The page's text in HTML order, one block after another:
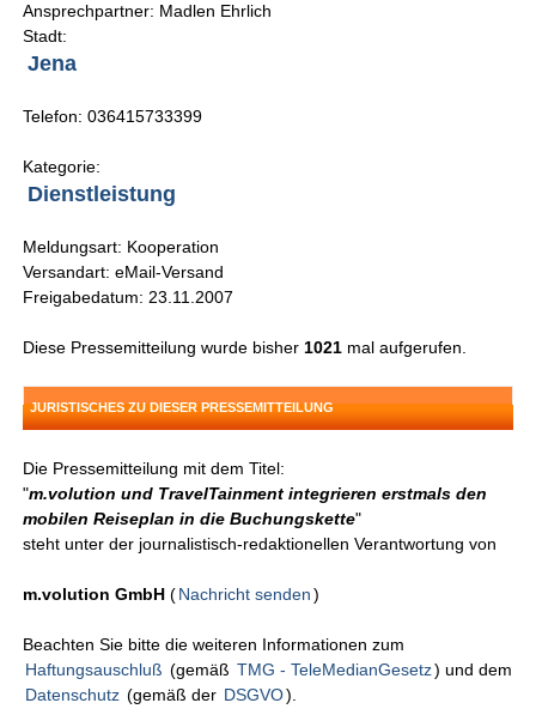
Ansprechpartner: Madlen Ehrlich
Stadt:
Jena
Telefon: 036415733399
Kategorie:
Dienstleistung
Meldungsart: Kooperation
Versandart: eMail-Versand
Freigabedatum: 23.11.2007
Diese Pressemitteilung wurde bisher 1021 mal aufgerufen.
JURISTISCHES ZU DIESER PRESSEMITTEILUNG
Die Pressemitteilung mit dem Titel:
"m.volution und TravelTainment integrieren erstmals den
mobilen Reiseplan in die Buchungskette"
steht unter der journalistisch-redaktionellen Verantwortung von
m.volution GmbH (Nachricht senden )
Beachten Sie bitte die weiteren Informationen zum
Haftungsauschluß (gemäß TMG - TeleMedianGesetz) und dem
Datenschutz (gemäß der DSGVO).